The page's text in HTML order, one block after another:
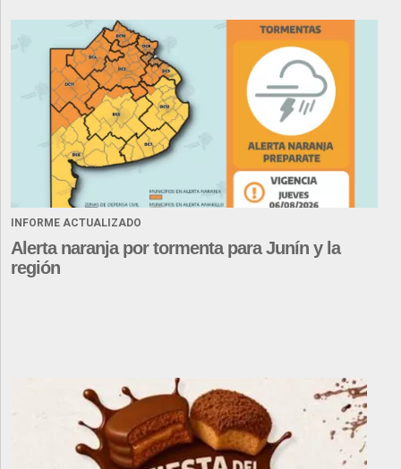
INFORME ACTUALIZADO
Alerta naranja por tormenta para Junín y la
región